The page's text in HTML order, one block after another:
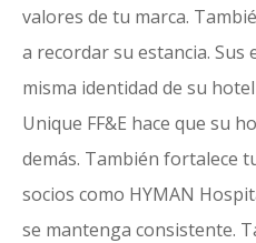
valores de tu marca.
a recordar su estancia. Sus
misma identidad de su
Unique FF&E hace que su
demás. También fortalece
socios como HYMAN
se mantenga consistente.